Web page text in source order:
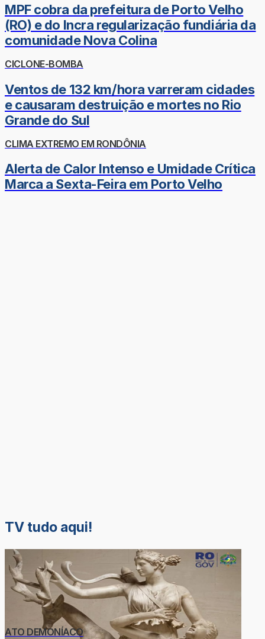
MPF cobra da prefeitura de Porto Velho
(RO) e do Incra regularização fundiária da
comunidade Nova Colina
CICLONE-BOMBA
Ventos de 132 km/hora varreram cidades
e causaram destruição e mortes no Rio
Grande do Sul
CLIMA EXTREMO EM RONDÔNIA
Alerta de Calor Intenso e Umidade Crítica
Marca a Sexta-Feira em Porto Velho
TV tudo aqui!
ATO DEMONÍACO